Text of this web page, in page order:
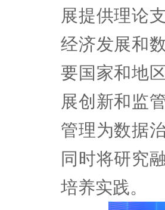
展提供理论
经济发展和
要国家和地
展创新和监
管理为数据
同时将研究
培养实践。